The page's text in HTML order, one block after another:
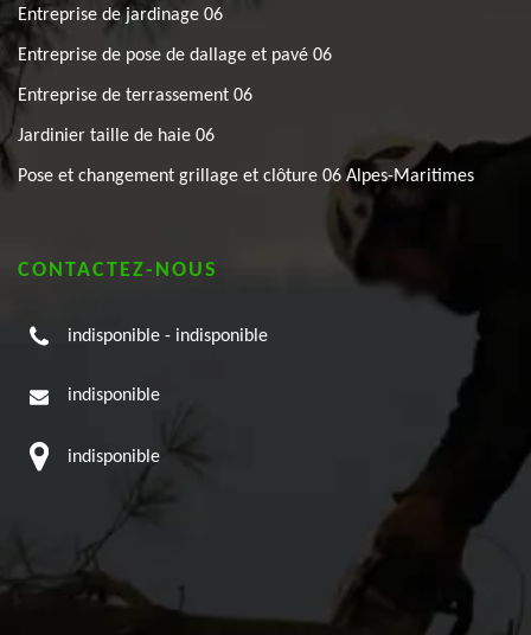
Entreprise de jardinage 06
Entreprise de pose de dallage et pavé 06
Entreprise de terrassement 06
Jardinier taille de haie 06
Pose et changement grillage et clôture 06 Alpes-Maritimes
CONTACTEZ-NOUS
indisponible - indisponible
indisponible
indisponible